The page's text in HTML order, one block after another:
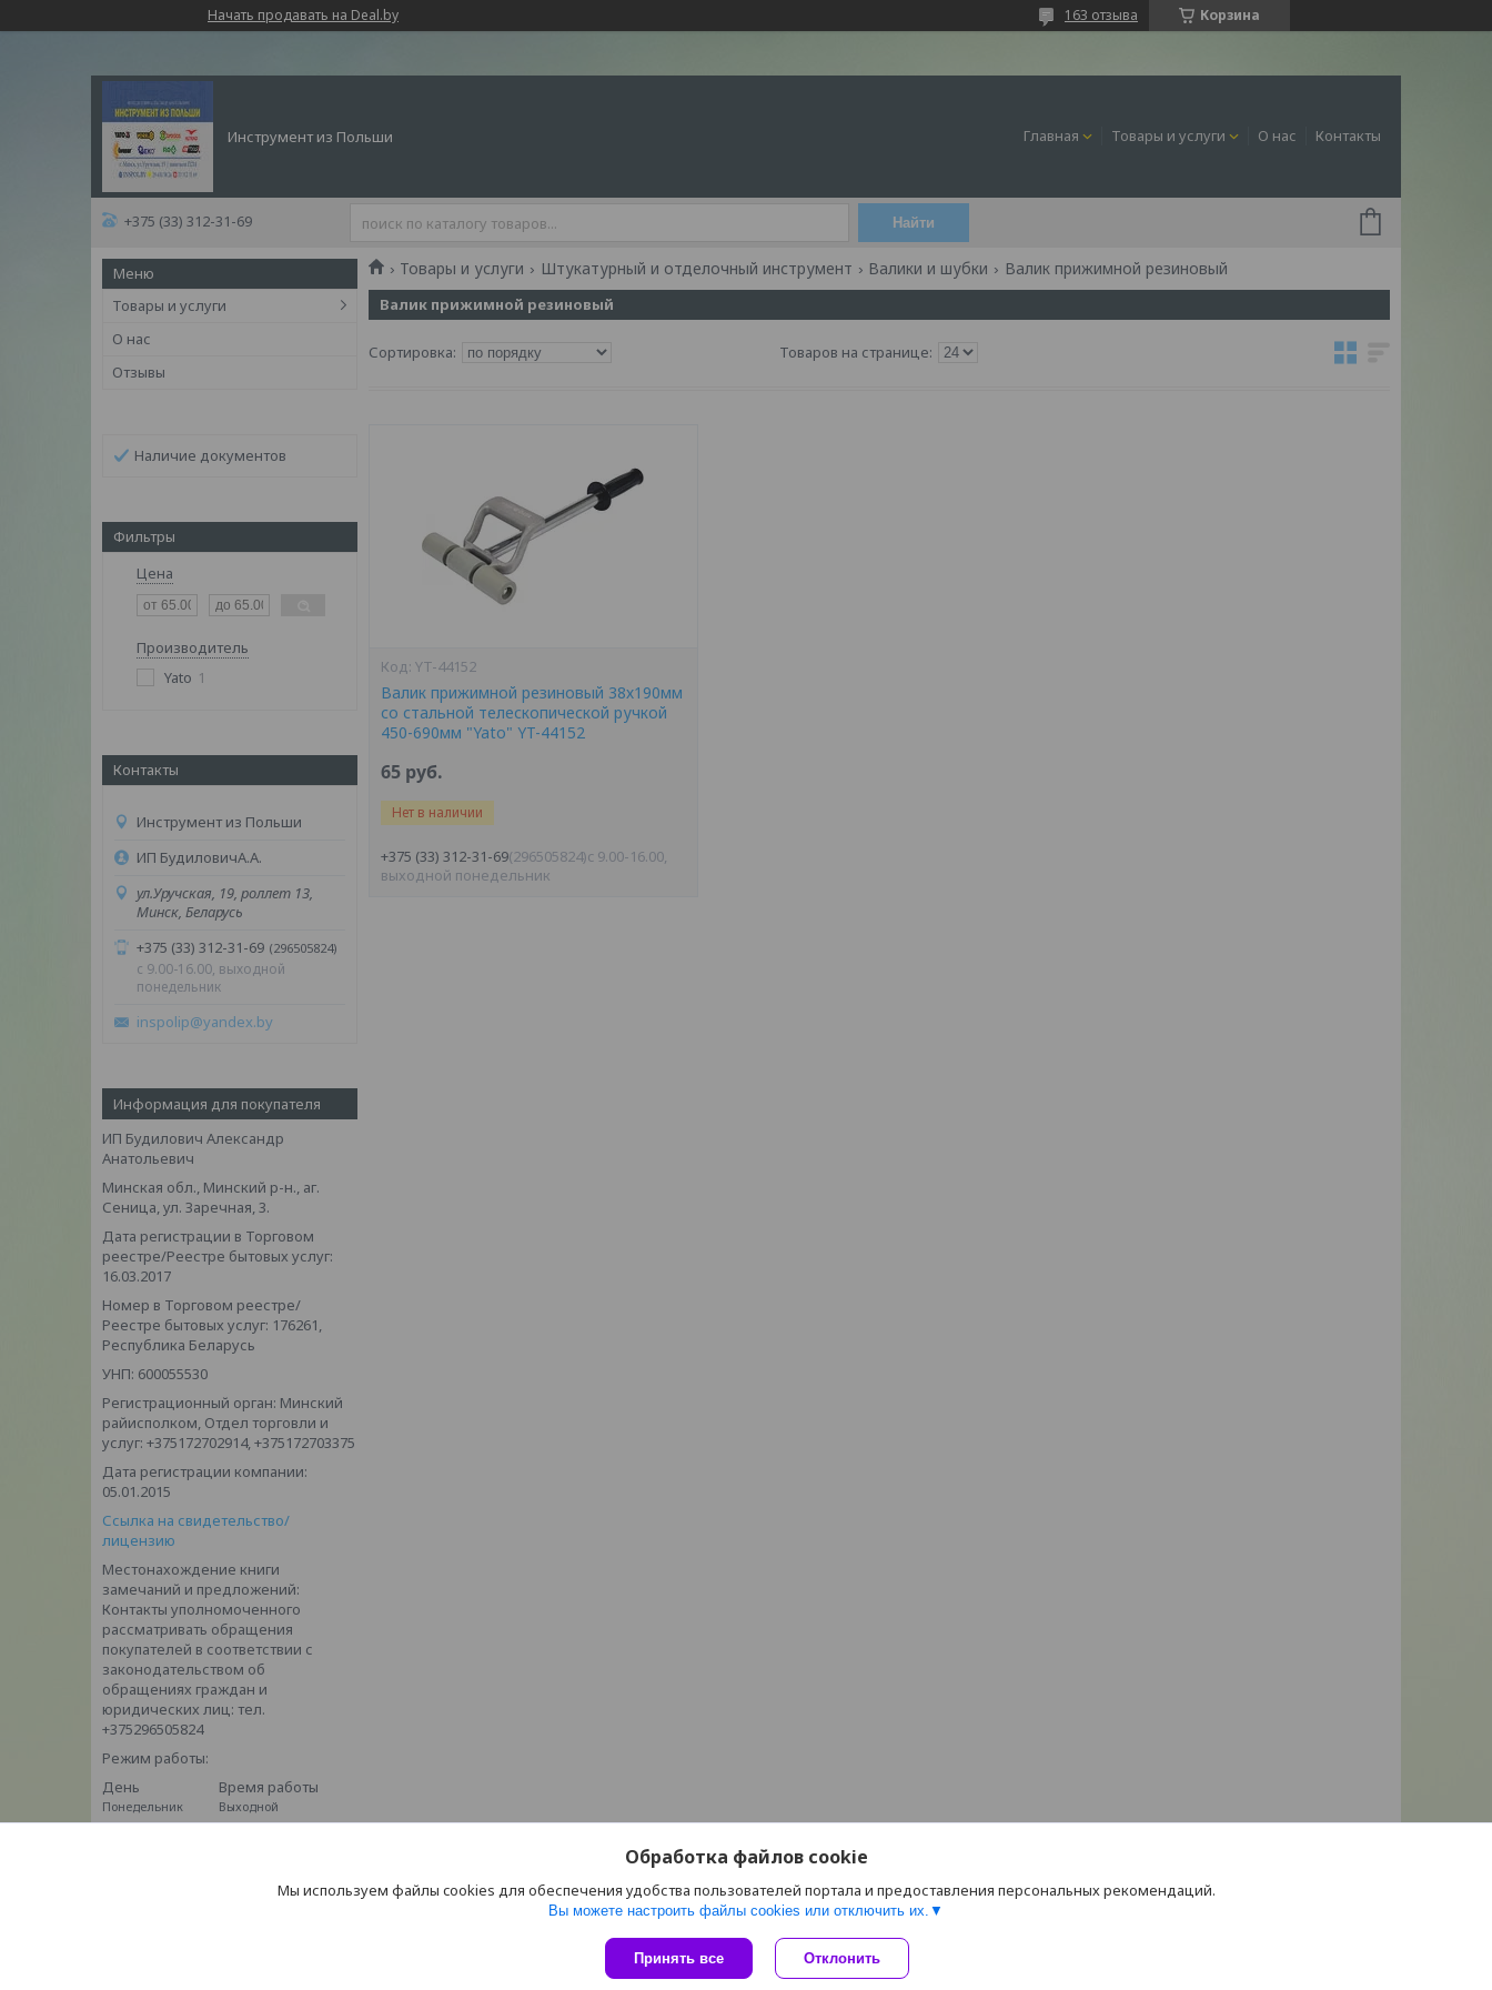
Начать продавать на Deal.by Корзина
163 отзыва
Инструмент из Польши Главная Товары и услуги О нас Контакты
+375 (33) 312-31-69 Найти
Товары и услуги
О нас
Отзывы
Наличие документов
Фильтры
Цена
Производитель
Yato 1
Контакты
Инструмент из Польши
ИП БудиловичА.А.
ул.Уручская, 19, роллет 13,
Минск, Беларусь
+375 (33) 312-31-69 296505824
c 9.00-16.00, выходной
понедельник
inspolip@yandex.by
Информация для покупателя
ИП Будилович Александр
Анатольевич
Минская обл., Минский р-н., аг.
Сеница, ул. Заречная, 3.
Дата регистрации в Торговом
реестре/Реестре бытовых услуг:
16.03.2017
Номер в Торговом реестре/
Реестре бытовых услуг: 176261,
Республика Беларусь
УНП: 600055530
Регистрационный орган: Минский
райисполком, Отдел торговли и
услуг: +375172702914, +375172703375
Дата регистрации компании:
05.01.2015
Ссылка на свидетельство/
лицензию
Местонахождение книги
замечаний и предложений:
Контакты уполномоченного
рассматривать обращения
покупателей в соответствии с
законодательством об
обращениях граждан и
юридических лиц: тел.
+375296505824
Режим работы:
День
Время работы
Понедельник
Выходной
Вторник
09:00-16:00
09:00-16:00
Товары и услуги Штукатурный и отделочный инструмент Валики и шубки Валик прижимной резиновый
Валик прижимной резиновый
YT-44152
Валик прижимной резиновый 38х190мм
со стальной телескопической ручкой
450-690мм "Yato" YT-44152
65 руб.
Нет в наличии
+375 (33) 312-31-69 296505824 c 9.00-16.00,
выходной понедельник
Сайт создан на платформе Deal.by
Политика обработки файлов cookies
Обработка файлов cookie
Мы используем файлы cookies для обеспечения удобства пользователей портала и предоставления персональных рекомендаций.
Вы можете настроить файлы cookies или отключить их.
Принять все Отклонить